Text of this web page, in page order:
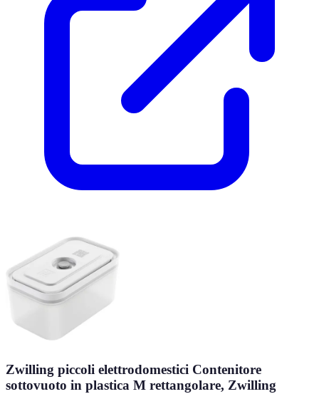
Zwilling piccoli elettrodomestici Contenitore
sottovuoto in plastica M rettangolare, Zwilling